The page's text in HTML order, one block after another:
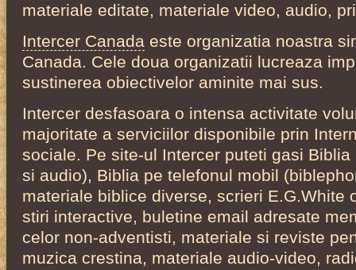
materiale editate, materiale video, audio,
Intercer Canada este organizatia noastra
Canada. Cele doua organizatii lucreaza
sustinerea obiectivelor aminite mai sus.
Intercer desfasoara o intensa activitate
majoritate a serviciilor disponibile prin
sociale. Pe site-ul Intercer puteti gasi
si audio), Biblia pe telefonul mobil
materiale biblice diverse, scrieri E.G.White
stiri interactive, buletine email adresate
celor non-adventisti, materiale si reviste
muzica crestina, materiale audio-video,